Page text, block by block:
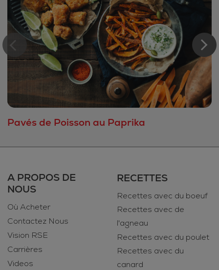
Pavés de Poisson au Paprika
A PROPOS DE
NOUS
Où Acheter
Contactez Nous
Vision RSE
Carrières
Videos
RECETTES
Recettes avec du boeuf
Recettes avec de
l'agneau
Recettes avec du poulet
Recettes avec du
canard